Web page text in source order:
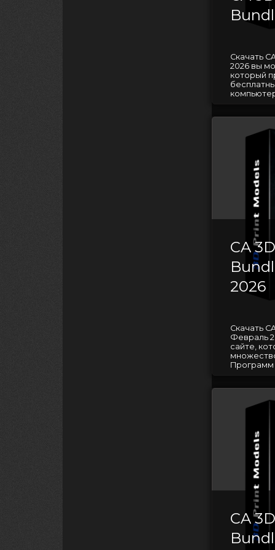
Скачать
2026 вы
который
CA
2026
Скачать
Февраль
сайте,
Программ
CA